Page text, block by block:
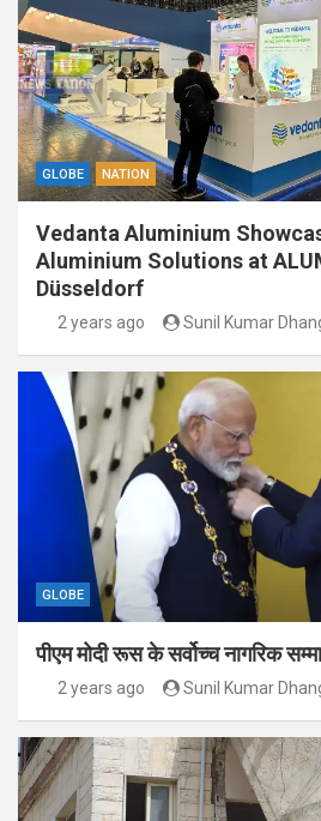
GLOBE NATION
Vedanta Aluminium
Aluminium Solutions at
Düsseldorf
2 years ago Sunil Kumar
GLOBE
पीएम मोदी रूस के सर्वोच्च नागरिक
2 years ago Sunil Kumar